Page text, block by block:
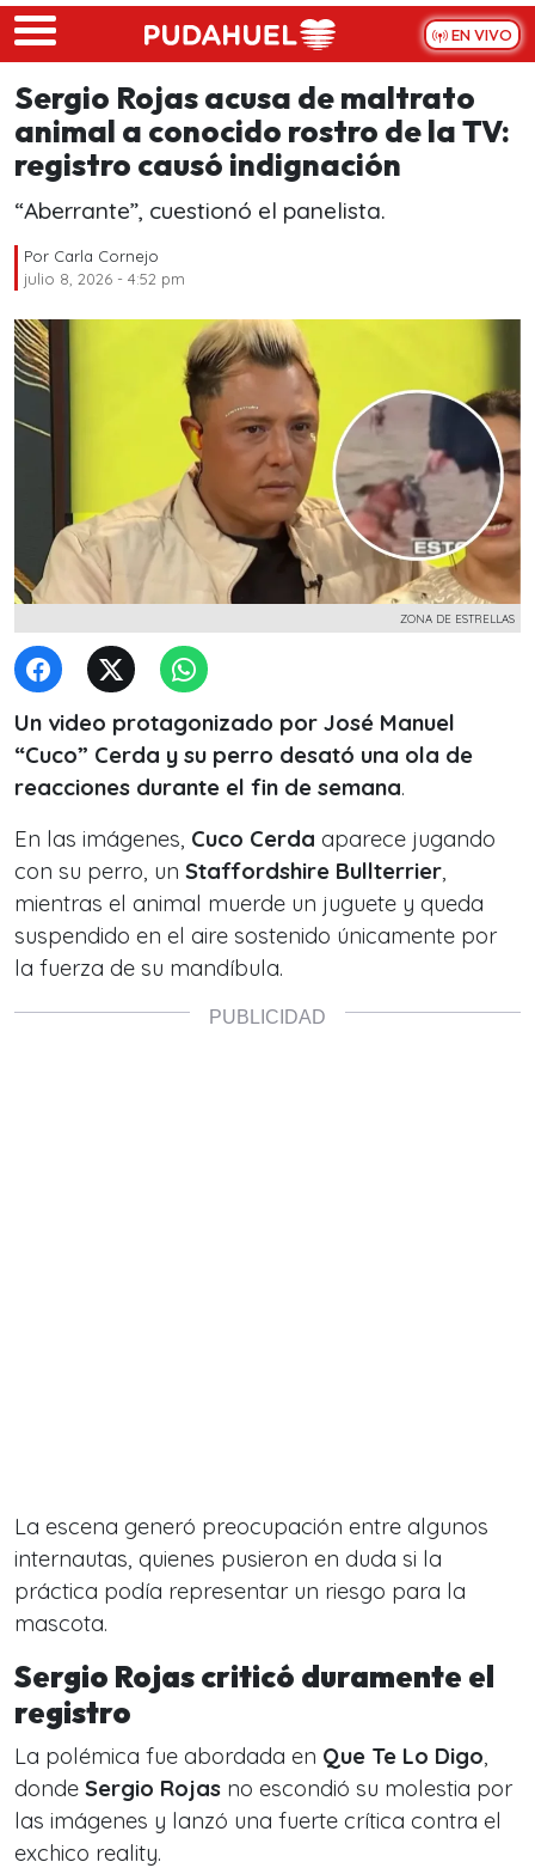
Skip to main content
EN VIVO
Sergio Rojas acusa de maltrato
animal a conocido rostro de la TV:
registro causó indignación
“Aberrante”, cuestionó el panelista.
Por Carla Cornejo
julio 8, 2026 - 4:52 pm
ZONA DE ESTRELLAS
Un video protagonizado por José Manuel
“Cuco” Cerda y su perro desató una ola de
reacciones durante el fin de semana.
En las imágenes, Cuco Cerda aparece jugando
con su perro, un Staffordshire Bullterrier,
mientras el animal muerde un juguete y queda
suspendido en el aire sostenido únicamente por
la fuerza de su mandíbula.
La escena generó preocupación entre algunos
internautas, quienes pusieron en duda si la
práctica podía representar un riesgo para la
mascota.
Sergio Rojas criticó duramente el
registro
La polémica fue abordada en Que Te Lo Digo,
donde Sergio Rojas no escondió su molestia por
las imágenes y lanzó una fuerte crítica contra el
exchico reality.